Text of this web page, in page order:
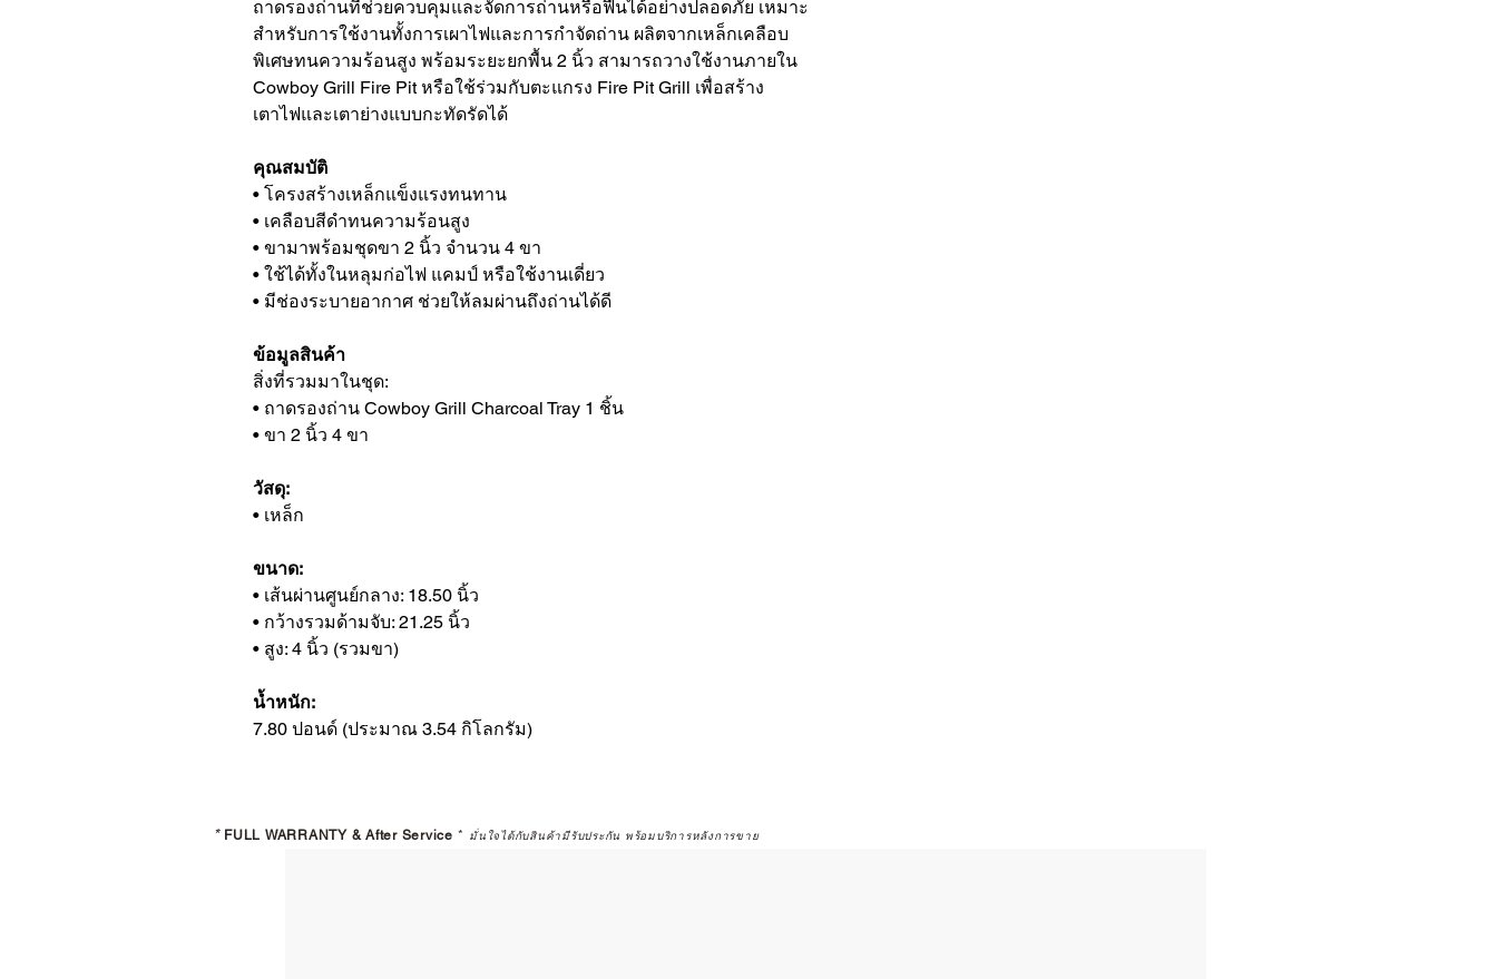
ถาดรองถ่านที่ช่วยควบคุมและจัดการถ่านหรือฟืนได้อย่างปลอดภัย เหมาะ
สำหรับการใช้งานทั้งการเผาไฟและการกำจัดถ่าน ผลิตจากเหล็กเคลือบ
พิเศษทนความร้อนสูง พร้อมระยะยกพื้น 2 นิ้ว สามารถวางใช้งานภายใน
Cowboy Grill Fire Pit หรือใช้ร่วมกับตะแกรง Fire Pit Grill เพื่อสร้าง
เตาไฟและเตาย่างแบบกะทัดรัดได้
คุณสมบัติ
• โครงสร้างเหล็กแข็งแรงทนทาน
• เคลือบสีดำทนความร้อนสูง
• ขามาพร้อมชุดขา 2 นิ้ว จำนวน 4 ขา
• ใช้ได้ทั้งในหลุมก่อไฟ แคมป์ หรือใช้งานเดี่ยว
• มีช่องระบายอากาศ ช่วยให้ลมผ่านถึงถ่านได้ดี
ข้อมูลสินค้า
สิ่งที่รวมมาในชุด:
• ถาดรองถ่าน Cowboy Grill Charcoal Tray 1 ชิ้น
• ขา 2 นิ้ว 4 ขา
วัสดุ:
• เหล็ก
ขนาด:
• เส้นผ่านศูนย์กลาง: 18.50 นิ้ว
• กว้างรวมด้ามจับ: 21.25 นิ้ว
• สูง: 4 นิ้ว (รวมขา)
น้ำหนัก:
7.80 ปอนด์ (ประมาณ 3.54 กิโลกรัม)
* FULL WARRANTY & After Service * มั่นใจได้กับสินค้ามีรับประกัน พร้อมบริการหลังการขาย